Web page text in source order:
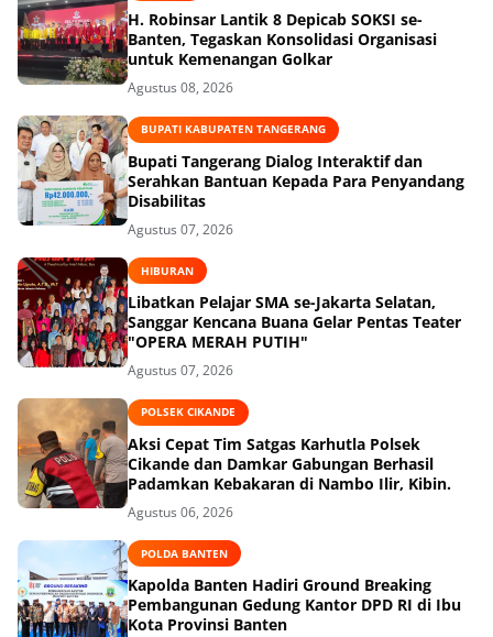
H. Robinsar Lantik 8 Depicab SOKSI se-
Banten, Tegaskan Konsolidasi Organisasi
untuk Kemenangan Golkar
Agustus 08, 2026
BUPATI KABUPATEN TANGERANG
Bupati Tangerang Dialog Interaktif dan
Serahkan Bantuan Kepada Para Penyandang
Disabilitas
Agustus 07, 2026
HIBURAN
Libatkan Pelajar SMA se-Jakarta Selatan,
Sanggar Kencana Buana Gelar Pentas Teater
"OPERA MERAH PUTIH"
Agustus 07, 2026
POLSEK CIKANDE
Aksi Cepat Tim Satgas Karhutla Polsek
Cikande dan Damkar Gabungan Berhasil
Padamkan Kebakaran di Nambo Ilir, Kibin.
Agustus 06, 2026
POLDA BANTEN
Kapolda Banten Hadiri Ground Breaking
Pembangunan Gedung Kantor DPD RI di Ibu
Kota Provinsi Banten